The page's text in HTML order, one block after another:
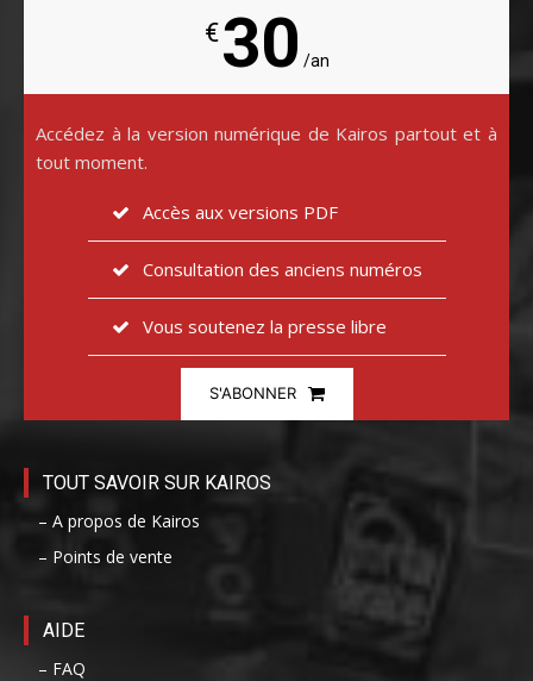
€30 /an
Accédez à la version numérique de Kairos partout et à
tout moment.
Accès aux versions PDF
Consultation des anciens numéros
Vous soutenez la presse libre
S'ABONNER
TOUT SAVOIR SUR KAIROS
– A propos de Kairos
– Points de vente
AIDE
– FAQ